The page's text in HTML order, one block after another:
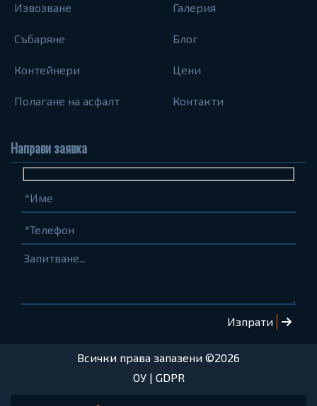
Извозване
Събаряне
Контейнери
Полагане на асфалт
Галерия
Блог
Цени
Контакти
Направи заявка
Име
(задължително)
Телефон
(задължително)
Запитване...
Всички права запазени ©2026
ОУ| GDPR